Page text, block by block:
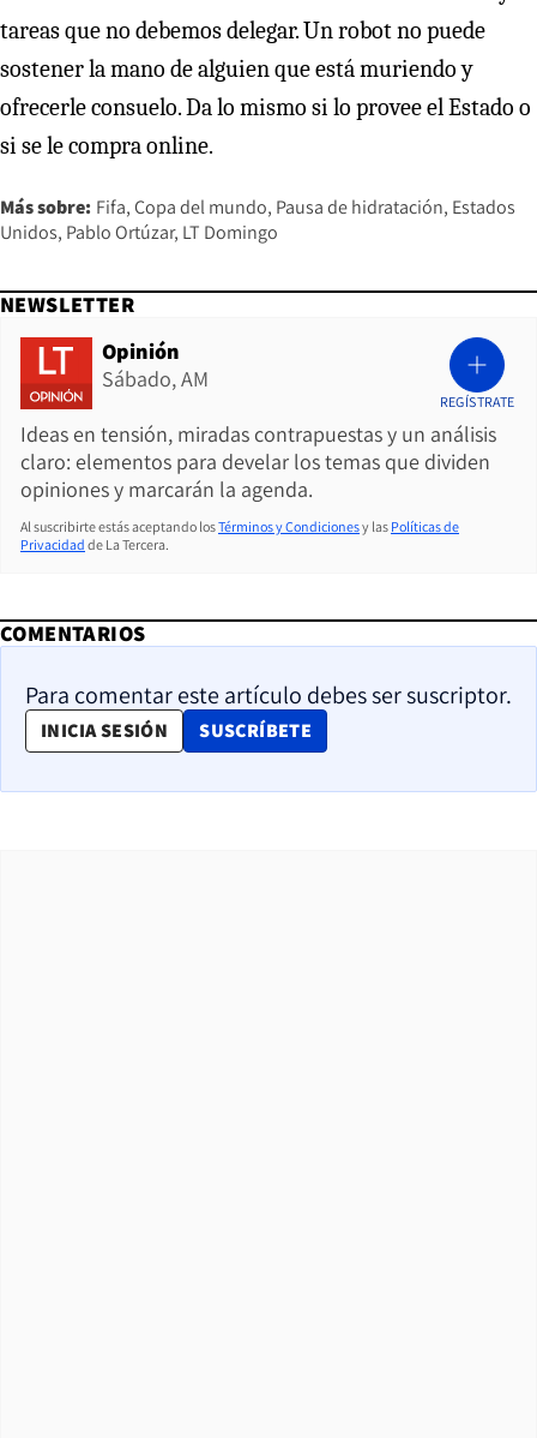
tareas que no debemos delegar. Un robot no puede
sostener la mano de alguien que está muriendo y
ofrecerle consuelo. Da lo mismo si lo provee el Estado o
si se le compra online.
Más sobre: Fifa Copa del mundo Pausa de hidratación Estados
Unidos Pablo Ortúzar LT Domingo
NEWSLETTER
Opinión
Sábado, AM
Ideas en tensión, miradas contrapuestas y un análisis
claro: elementos para develar los temas que dividen
opiniones y marcarán la agenda.
REGÍSTRATE
Al suscribirte estás aceptando losTérminos y Condicionesy las Políticas de
Privacidad de La Tercera.
COMENTARIOS
Para comentar este artículo debes ser suscriptor.
INICIA SESIÓN SUSCRÍBETE
OPENS IN NEW WINDOW